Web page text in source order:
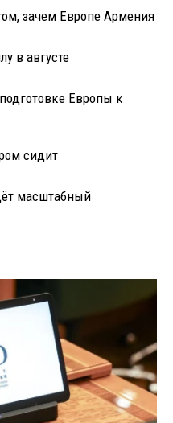
зачем Европе Армения
в августе
Европы к
сидит
масштабный